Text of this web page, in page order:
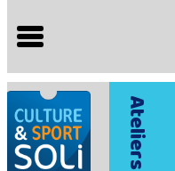
Ateliers